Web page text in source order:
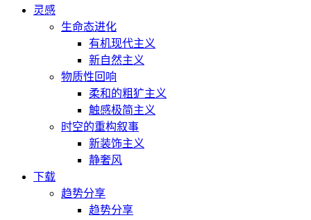
灵感
生命态进化
有机现代主义
新自然主义
物质性回响
柔和的粗犷主义
触感极简主义
时空的重构叙事
新装饰主义
静奢风
下载
趋势分享
趋势分享